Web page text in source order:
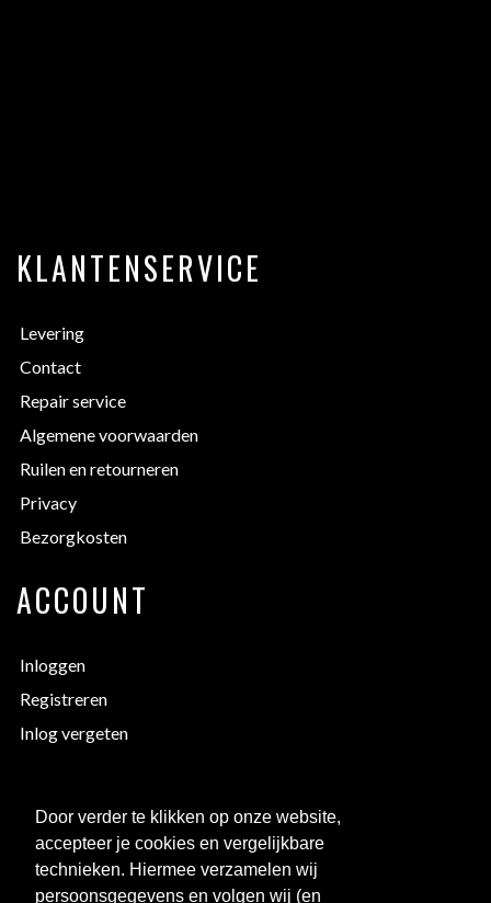
Door verder te klikken op onze website,
accepteer je cookies en vergelijkbare
technieken. Hiermee verzamelen wij
persoonsgegevens en volgen wij (en
KLANTENSERVICE
Levering
Contact
Repair service
Algemene voorwaarden
Ruilen en retourneren
Privacy
Bezorgkosten
ACCOUNT
Inloggen
Registreren
Inlog vergeten
Bedrukken
Maattabellen